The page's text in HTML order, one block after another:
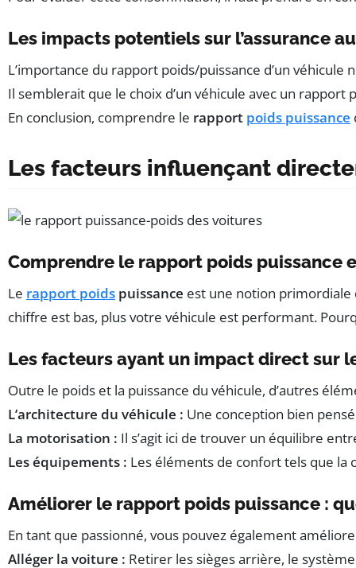
Les impacts potentiels sur l’assurance
L’importance du rapport poids/puissance d’un
Il semblerait que le choix d’un véhicule avec un
En conclusion, comprendre le rapport poids puissance
Les facteurs influençant
Comprendre le rapport poids puissance
Le rapport poids puissance est une notion primordiale
chiffre est bas, plus votre véhicule est performant.
Les facteurs ayant un impact direct sur
Outre le poids et la puissance du véhicule, d’autres
L’architecture du véhicule : Une conception bien
La motorisation : Il s’agit ici de trouver un équilibre
Les équipements : Les éléments de confort tels que la
Améliorer le rapport poids puissance :
En tant que passionné, vous pouvez également
Alléger la voiture : Retirer les sièges arrière, le